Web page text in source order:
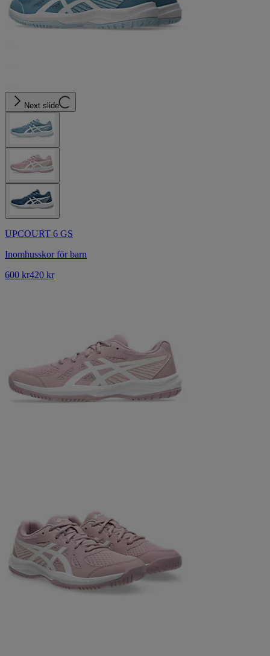
Next slide
UPCOURT 6 GS
Inomhusskor för barn
600 kr420 kr